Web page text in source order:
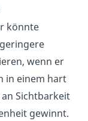
könnte
wenn er
in einem hart
Sichtbarkeit
gewinnt.